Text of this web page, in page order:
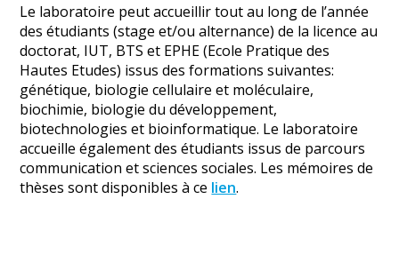
Le laboratoire peut accueillir tout au long de l’année
des étudiants (stage et/ou alternance) de la licence au
doctorat, IUT, BTS et EPHE (Ecole Pratique des
Hautes Etudes) issus des formations suivantes:
génétique, biologie cellulaire et moléculaire,
biochimie, biologie du développement,
biotechnologies et bioinformatique. Le laboratoire
accueille également des étudiants issus de parcours
communication et sciences sociales. Les mémoires de
thèses sont disponibles à ce lien.